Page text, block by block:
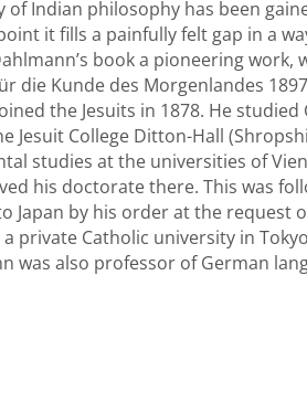
Indian philosophy has been
it fills a painfully felt gap in a
book a pioneering
die Kunde des Morgenlandes
the Jesuits in 1878. He
Jesuit College Ditton-Hall
studies at the universities of
his doctorate there. This was
Japan by his order at the request
a private Catholic university in
was also professor of German